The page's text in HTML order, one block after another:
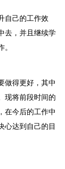
自己的工作效
去，并且继续学
做得更好，其中
现将前段时间的
在今后的工作中
心达到自己的目